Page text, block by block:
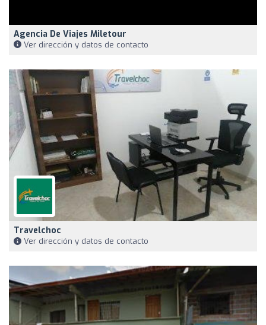
Agencia De Viajes Miletour
Ver dirección y datos de contacto
Travelchoc
Ver dirección y datos de contacto